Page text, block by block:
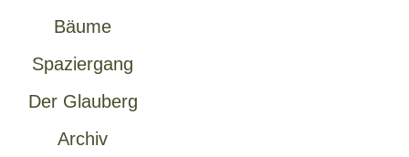
Bäume
Spaziergang
Der Glauberg
Archiv